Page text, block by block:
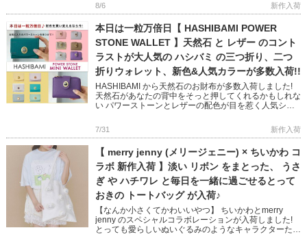
8/6 新作入荷
本日は一粒万倍日【 HASHIBAMI POWER
STONE WALLET 】天然石 と レザー のコント
ラストが大人気の ハシバミ の三つ折り、二つ
折りウォレット、新色&人気カラーが多数入荷!!
HASHIBAMI から天然石のお財布が多数入荷しました!
天然石があなたの背中をそっと押してくれるかもしれな
い パワーストーンとレザーの配色が目を惹く人気シリ
7/31 新作入荷
【 merry jenny (メリージェニー) × ちいかわ コ
ラボ 新作入荷 】淡い リボン をまとった、 うさ
ぎ や ハチワレ と毎日を一緒に過ごせるとって
おきの トートバッグ が入荷♪
【なんか小さくてかわいいやつ】 ちいかわとmerry
jenny のスペシャルコラボレーションが入荷しました!
とっても愛らしいぬいぐるみのようなキャラクターたく